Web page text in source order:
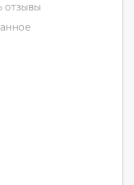
отзывы